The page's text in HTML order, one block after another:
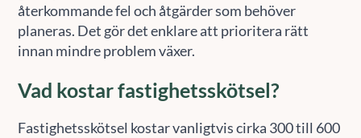
återkommande fel och åtgärder som behöver
planeras. Det gör det enklare att prioritera rätt
innan mindre problem växer.
Vad kostar fastighetsskötsel?
Fastighetsskötsel kostar vanligtvis cirka 300 till 600